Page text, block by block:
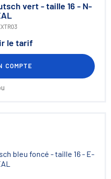
vert - taille 16 - N-
le tarif
COMPTE